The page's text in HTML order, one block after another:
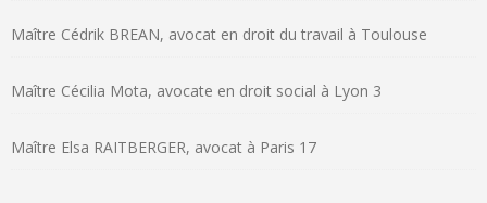
Maître Cédrik BREAN, avocat en droit du travail à Toulouse
Maître Cécilia Mota, avocate en droit social à Lyon 3
Maître Elsa RAITBERGER, avocat à Paris 17